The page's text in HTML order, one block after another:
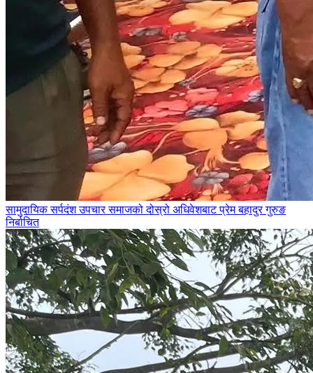
सामुदायिक सर्पदंश उपचार समाजको दोस्रो अधिवेशबाट प्रेम बहादुर गुरुङ
निर्बाचित